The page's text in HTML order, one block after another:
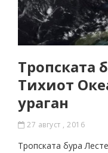
Тропската
Тихиот
ураган
27 август , 2016
Тропската бура